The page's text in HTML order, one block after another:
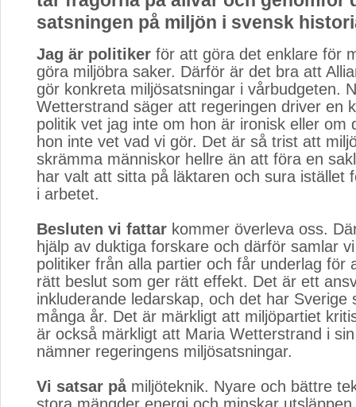
satsningen på miljön i svensk
Jag är politiker för att göra det enklare för
göra miljöbra saker. Därför är det bra att
gör konkreta miljösatsningar i vårbudgeten.
Wetterstrand säger att regeringen driver en
politik vet jag inte om hon är ironisk eller om
hon inte vet vad vi gör. Det är så trist att
skrämma människor hellre än att föra en
har valt att sitta på läktaren och sura istället
i arbetet.
Besluten vi fattar kommer överleva oss.
hjälp av duktiga forskare och därför samlar
politiker från alla partier och får underlag för
rätt beslut som ger rätt effekt. Det är ett
inkluderande ledarskap, och det har Sverige
många år. Det är märkligt att miljöpartiet
är också märkligt att Maria Wetterstrand i
nämner regeringens miljösatsningar.
Vi satsar påmiljöteknik. Nyare och bättre